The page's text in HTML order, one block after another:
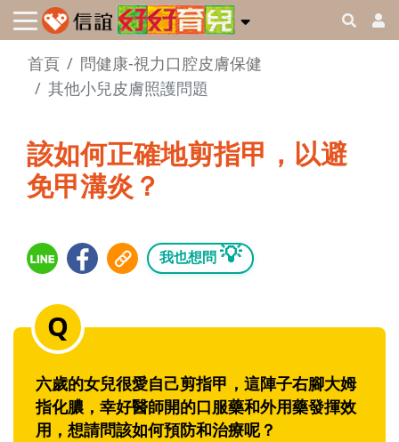
首頁
問健康-視力口腔皮膚保健
其他小兒皮膚照護問題
該如何正確地剪指甲，以避
免甲溝炎？
我也想問 💡
六歲的女兒很愛自己剪指甲，這陣子右腳大姆
指化膿，幸好醫師開的口服藥和外用藥發揮效
用，想請問該如何預防和治療呢？